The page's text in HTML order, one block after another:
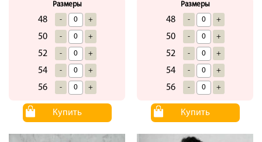
Размеры
48 - +
50 - +
52 - +
54 - +
56 - +
Купить
Размеры
48 - +
50 - +
52 - +
54 - +
56 - +
Купить